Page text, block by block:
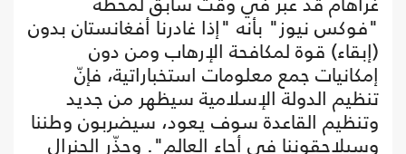
"فوكس نيوز" بأنه "إذا غادرنا أفغانستان بدون
(إبقاء) قوة لمكافحة الإرهاب ومن دون
إمكانيات جمع معلومات استخباراتية، فإنّ
تنظيم الدولة الإسلامية سيظهر من جديد
وتنظيم القاعدة سوف يعود، سيضربون وطننا
وسيلاحقوننا في أجاء العالم". وحذّر الجنرال